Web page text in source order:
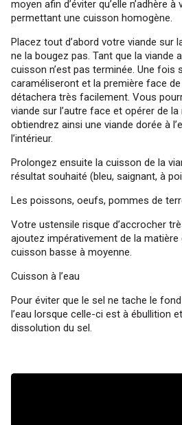
moyen afin d’éviter qu’elle n’adhère
permettant une cuisson homogène.
Placez tout d’abord votre viande sur
ne la bougez pas. Tant que la viande
cuisson n’est pas terminée. Une fois
caraméliseront et la première face
détachera très facilement. Vous
viande sur l’autre face et opérer de
obtiendrez ainsi une viande dorée à
l’intérieur.
Prolongez ensuite la cuisson de la
résultat souhaité (bleu, saignant, à
Les poissons, oeufs, pommes de
Votre ustensile risque d’accrocher
ajoutez impérativement de la matière
cuisson basse à moyenne.
Cuisson à l’eau
Pour éviter que le sel ne tache le
l’eau lorsque celle-ci est à ébullition
dissolution du sel.